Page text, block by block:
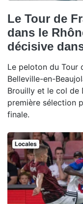
Le Tour de
dans le
décisive
Le peloton du Tour
Belleville-en-
Brouilly et le col de
première sélection
finale.
Locales